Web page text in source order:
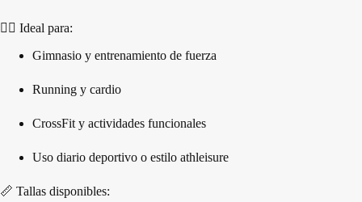
🏃‍♂️ Ideal para:
Gimnasio y entrenamiento de fuerza
Running y cardio
CrossFit y actividades funcionales
Uso diario deportivo o estilo athleisure
📏 Tallas disponibles: